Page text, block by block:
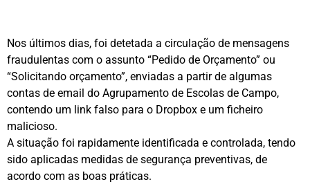
Nos últimos dias, foi detetada a circulação de mensagens
fraudulentas com o assunto “Pedido de Orçamento” ou
“Solicitando orçamento”, enviadas a partir de algumas
contas de email do Agrupamento de Escolas de Campo,
contendo um link falso para o Dropbox e um ficheiro
malicioso.
A situação foi rapidamente identificada e controlada, tendo
sido aplicadas medidas de segurança preventivas, de
acordo com as boas práticas.